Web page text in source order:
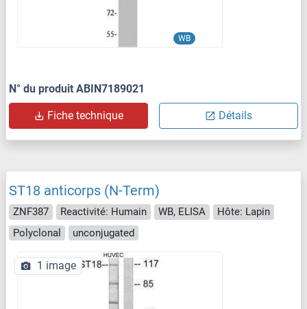
WB
N° du produit ABIN7189021
Fiche technique Détails
ST18 anticorps (N-Term)
ZNF387 Reactivité: Humain WB, ELISA
Hôte: Lapin
Polyclonal
unconjugated
1 image